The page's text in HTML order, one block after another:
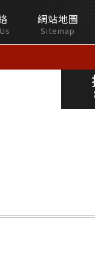
網站地圖
Sitemap